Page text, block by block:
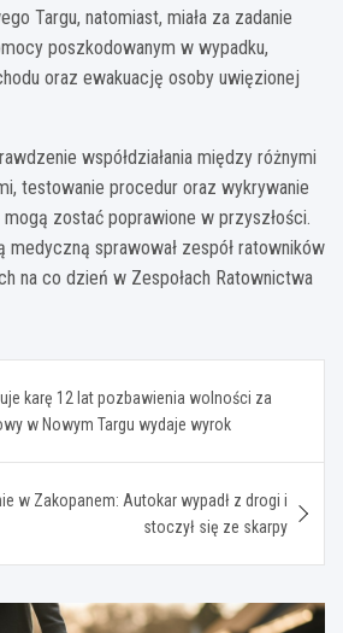
Targu, natomiast, miała za zadanie
poszkodowanym w wypadku,
oraz ewakuację osoby uwięzionej
współdziałania między różnymi
testowanie procedur oraz wykrywanie
zostać poprawione w przyszłości.
medyczną sprawował zespół ratowników
na co dzień w Zespołach Ratownictwa
karę 12 lat pozbawienia wolności za
w Nowym Targu wydaje wyrok
w Zakopanem: Autokar wypadł z drogi i
stoczył się ze skarpy